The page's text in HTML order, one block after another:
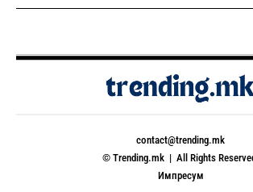
contact@trending.mk
© Trending.mk | All Rights
Импресум